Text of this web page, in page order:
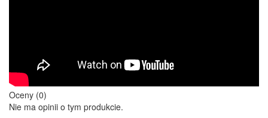
Oceny (0)
Nie ma opinii o tym produkcie.